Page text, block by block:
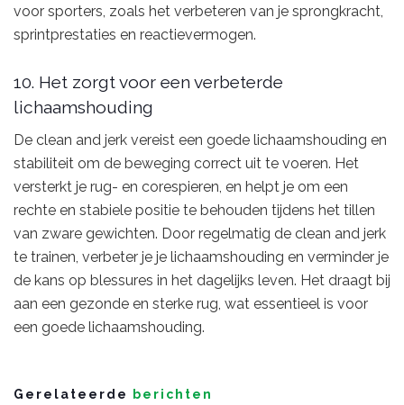
voor sporters, zoals het verbeteren van je sprongkracht,
sprintprestaties en reactievermogen.
10. Het zorgt voor een verbeterde
lichaamshouding
De clean and jerk vereist een goede lichaamshouding en
stabiliteit om de beweging correct uit te voeren. Het
versterkt je rug- en corespieren, en helpt je om een
rechte en stabiele positie te behouden tijdens het tillen
van zware gewichten. Door regelmatig de clean and jerk
te trainen, verbeter je je lichaamshouding en verminder je
de kans op blessures in het dagelijks leven. Het draagt bij
aan een gezonde en sterke rug, wat essentieel is voor
een goede lichaamshouding.
Gerelateerde berichten